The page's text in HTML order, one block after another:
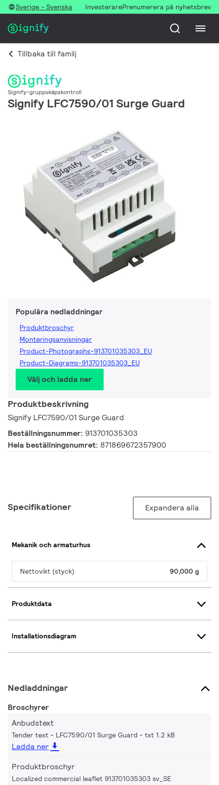
Sverige - Svenska InvesterarePrenumerera på nyhetsbrev
Tillbaka till familj
Signify-gruppskåpskontroll
Signify LFC7590/01 Surge Guard
Populära nedladdningar
Produktbroschyr
Monteringsanvisningar
Product-Photographs-913701035303_EU
Product-Diagrams-913701035303_EU
Välj och ladda ner
Produktbeskrivning
Signify LFC7590/01 Surge Guard
Beställningsnummer: 913701035303
Hela beställningsnumret: 871869672357900
Specifikationer Expandera alla
Mekanik och armaturhus
Nettovikt (styck) 90,000 g
Produktdata
Installationsdiagram
Nedladdningar
Broschyrer
Anbudstext
Tender text - LFC7590/01 Surge Guard txt 1.2 kB
Ladda ner
Produktbroschyr
Localized commercial leaflet 913701035303 sv_SE